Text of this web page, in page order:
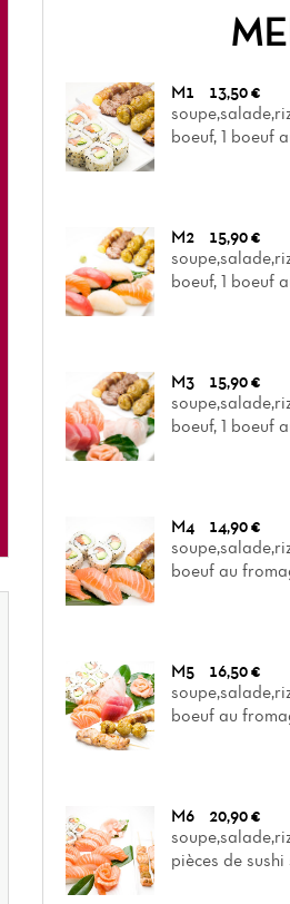
M1
13,50 €
boeuf, 1 boeuf
M2
15,90 €
boeuf, 1 boeuf
M3
15,90 €
boeuf, 1 boeuf
M4
14,90 €
boeuf au
M5
16,50 €
boeuf au
M6
20,90 €
pièces de